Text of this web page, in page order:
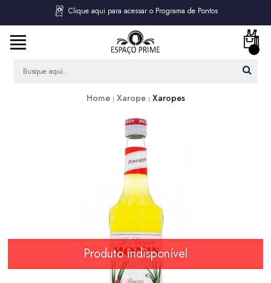
Clique aqui para acessar o Programa de Pontos
Home Xarope Xaropes
Produto indisponível